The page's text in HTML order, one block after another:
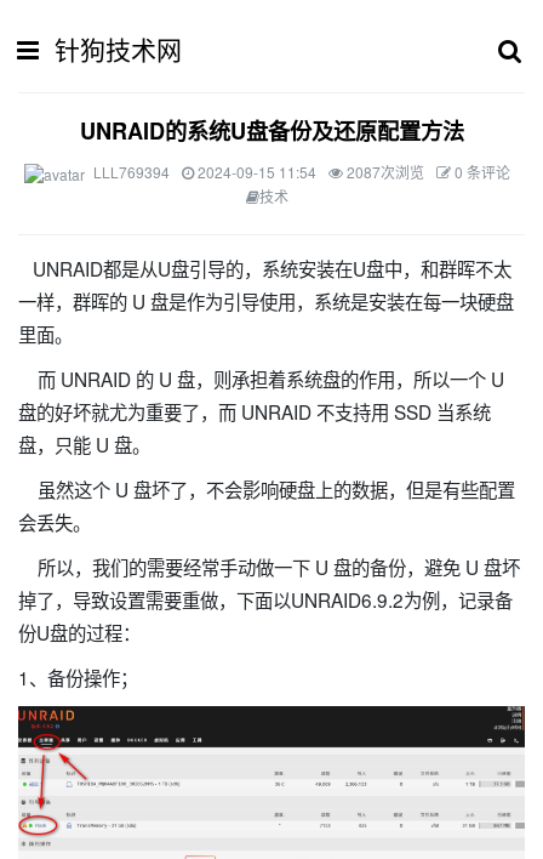
针狗技术网
UNRAID的系统U盘备份及还原配置方法
LLL769394 2024-09-15 11:54 2087次浏览
0 条评论
技术
UNRAID都是从U盘引导的，系统安装在U盘中，和群晖不太
一样，群晖的 U 盘是作为引导使用，系统是安装在每一块硬盘
里面。
而 UNRAID 的 U 盘，则承担着系统盘的作用，所以一个 U
盘的好坏就尤为重要了，而 UNRAID 不支持用 SSD 当系统
盘，只能 U 盘。
虽然这个 U 盘坏了，不会影响硬盘上的数据，但是有些配置
会丢失。
所以，我们的需要经常手动做一下 U 盘的备份，避免 U 盘坏
掉了，导致设置需要重做，下面以UNRAID6.9.2为例，记录备
份U盘的过程：
1、备份操作；